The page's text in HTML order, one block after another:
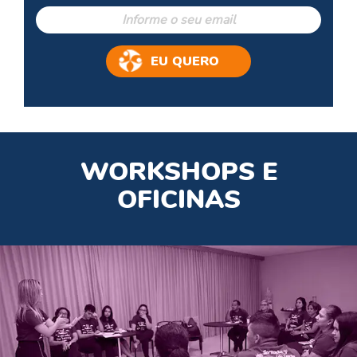
ela funciona?
A Programação Neurolinguística é um
que estuda a maneira como as pessoas
Ou seja, com a análise e a reprogramação de
estados emocionais e acomunicação
de um
indivíduo, criando novos hábitos mais saudáveis
e eficazes, com resultados excelentes.
EU QUERO
WORKSHOPS E
OFICINAS